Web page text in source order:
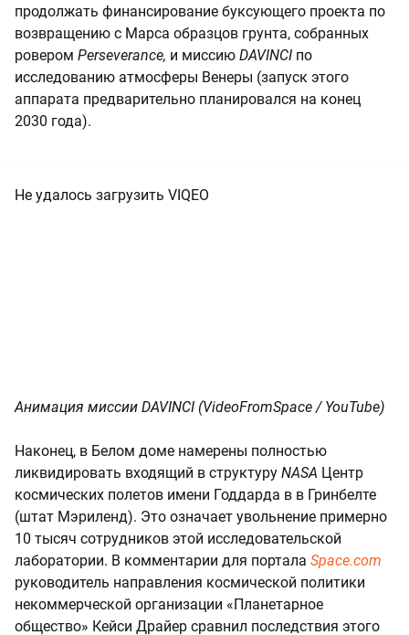
продолжать финансирование буксующего проекта по
возвращению с Марса образцов грунта, собранных
ровером Perseverance, и миссию DAVINCI по
исследованию атмосферы Венеры (запуск этого
аппарата предварительно планировался на конец
2030 года).
Не удалось загрузить VIQEO
Анимация миссии DAVINCI (VideoFromSpace / YouTube)
Наконец, в Белом доме намерены полностью
ликвидировать входящий в структуру NASA Центр
космических полетов имени Годдарда в в Гринбелте
(штат Мэриленд). Это означает увольнение примерно
10 тысяч сотрудников этой исследовательской
лаборатории. В комментарии для портала Space.com
руководитель направления космической политики
некоммерческой организации «Планетарное
общество» Кейси Драйер сравнил последствия этого